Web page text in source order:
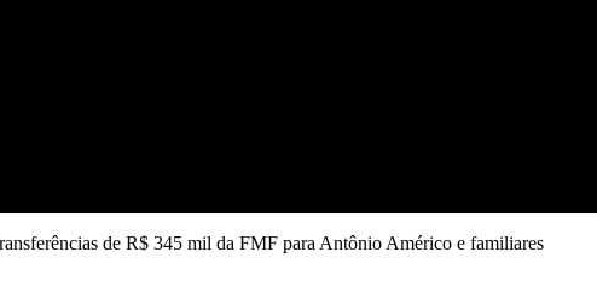
de R$ 345 mil da FMF para Antônio Américo e familiares